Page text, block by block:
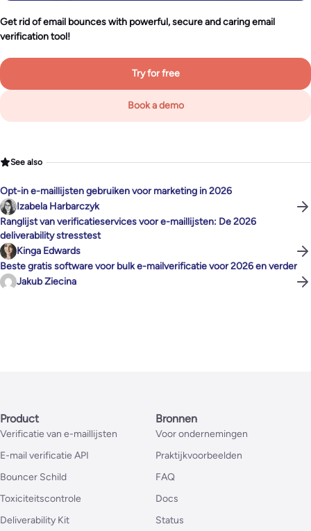
Get rid of email bounces with powerful, secure and caring email
verification tool!
Try for free
Book a demo
See also
Opt-in e-maillijsten gebruiken voor marketing in 2026
Izabela Harbarczyk
Ranglijst van verificatieservices voor e-maillijsten: De 2026
deliverability stresstest
Kinga Edwards
Beste gratis software voor bulk e-mailverificatie voor 2026 en verder
Jakub Ziecina
Product
Verificatie van e-maillijsten
E-mail verificatie API
Bouncer Schild
Toxiciteitscontrole
Deliverability Kit
Bronnen
Voor ondernemingen
Praktijkvoorbeelden
FAQ
Docs
Status